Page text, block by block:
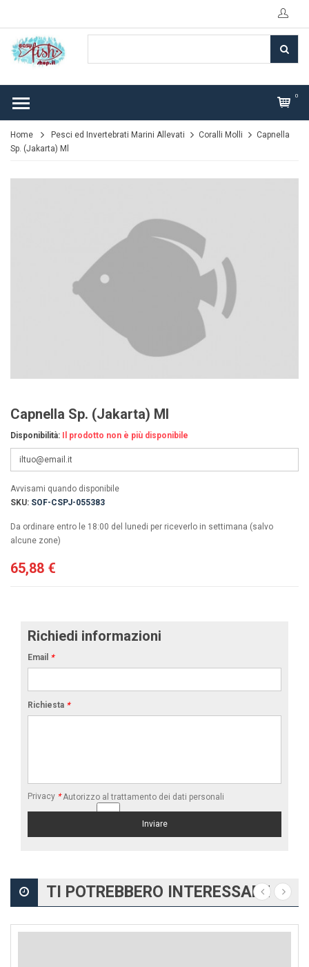
0
Home Pesci ed Invertebrati Marini Allevati Coralli Molli
Capnella
Sp. (Jakarta) Ml
Capnella Sp. (Jakarta) Ml
Disponibilità: Il prodotto non è più disponibile
Avvisami quando disponibile
SKU: SOF-CSPJ-055383
Da ordinare entro le 18:00 del lunedi per riceverlo in settimana (salvo
alcune zone)
65,88 €
Richiedi informazioni
Email *
Richiesta *
Privacy * Autorizzo al trattamento dei dati personali
TI POTREBBERO INTERESSARE